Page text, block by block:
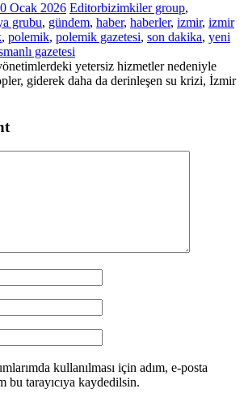
Ocak 2026 Editorbizimkiler group,
grubu, gündem, haber, haberler, izmir, izmir
, polemik, polemik gazetesi, son dakika, yeni
gazetesi
yetersiz hizmetler nedeniyle
giderek daha da derinleşen su krizi, İzmir
kullanılması için adım, e-posta
bu tarayıcıya kaydedilsin.